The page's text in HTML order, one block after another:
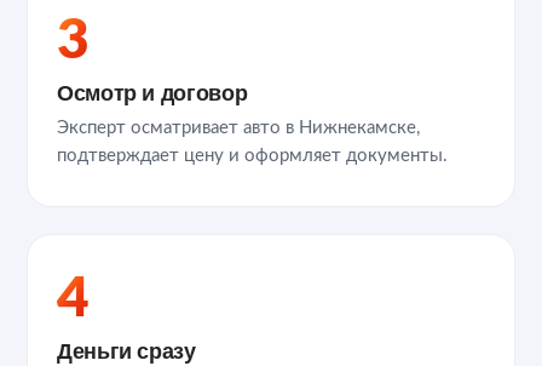
3
Осмотр и договор
Эксперт осматривает авто в Нижнекамске,
подтверждает цену и оформляет документы.
4
Деньги сразу